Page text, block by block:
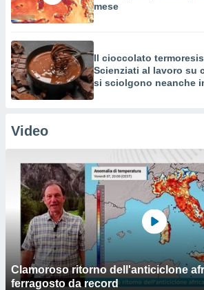
mese
Il cioccolato
Scienziati al lavoro su
si sciolgono neanche
Video
Clamoroso ritorno dell'anticiclone
ferragosto da record